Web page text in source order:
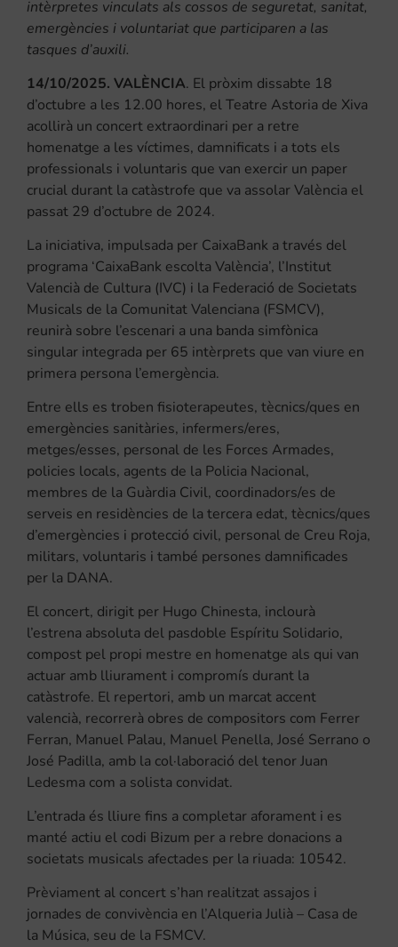
intèrpretes vinculats als cossos de seguretat, sanitat,
emergències i voluntariat que participaren a las
tasques d’auxili.
14/10/2025. VALÈNCIA. El pròxim dissabte 18
d’octubre a les 12.00 hores, el Teatre Astoria de Xiva
acollirà un concert extraordinari per a retre
homenatge a les víctimes, damnificats i a tots els
professionals i voluntaris que van exercir un paper
crucial durant la catàstrofe que va assolar València el
passat 29 d’octubre de 2024.
La iniciativa, impulsada per CaixaBank a través del
programa ‘CaixaBank escolta València’, l’Institut
Valencià de Cultura (IVC) i la Federació de Societats
Musicals de la Comunitat Valenciana (FSMCV),
reunirà sobre l’escenari a una banda simfònica
singular integrada per 65 intèrprets que van viure en
primera persona l’emergència.
Entre ells es troben fisioterapeutes, tècnics/ques en
emergències sanitàries, infermers/eres,
metges/esses, personal de les Forces Armades,
policies locals, agents de la Policia Nacional,
membres de la Guàrdia Civil, coordinadors/es de
serveis en residències de la tercera edat, tècnics/ques
d’emergències i protecció civil, personal de Creu Roja,
militars, voluntaris i també persones damnificades
per la DANA.
El concert, dirigit per Hugo Chinesta, inclourà
l’estrena absoluta del pasdoble Espíritu Solidario,
compost pel propi mestre en homenatge als qui van
actuar amb lliurament i compromís durant la
catàstrofe. El repertori, amb un marcat accent
valencià, recorrerà obres de compositors com Ferrer
Ferran, Manuel Palau, Manuel Penella, José Serrano o
José Padilla, amb la col·laboració del tenor Juan
Ledesma com a solista convidat.
L’entrada és lliure fins a completar aforament i es
manté actiu el codi Bizum per a rebre donacions a
societats musicals afectades per la riuada: 10542.
Prèviament al concert s’han realitzat assajos i
jornades de convivència en l’Alqueria Julià – Casa de
la Música, seu de la FSMCV.